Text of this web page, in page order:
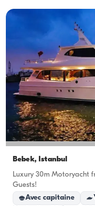
capacité
journée, la capacité
Bebek, İstanbul
Luxury 30m Motoryacht
Guests!
Avec capitaine